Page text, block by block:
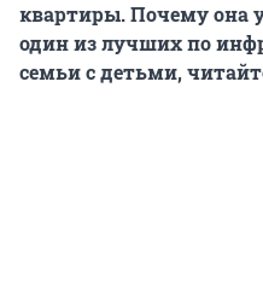
квартиры. Почему она
один из лучших по
семьи с детьми,